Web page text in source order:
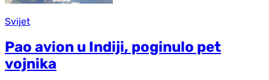
Svijet
Pao avion u Indiji, poginulo pet
vojnika